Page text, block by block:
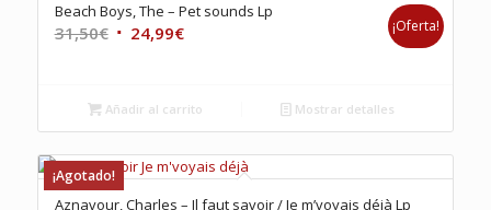
Beach Boys, The – Pet sounds Lp
31,50€ El
era:
31,50€.
24,99€El
es:
24,99€.
¡Oferta!
Añadir al carrito Mostrar detalles
¡Agotado!
Aznavour, Charles – Il faut savoir / Je m’voyais déjà Lp